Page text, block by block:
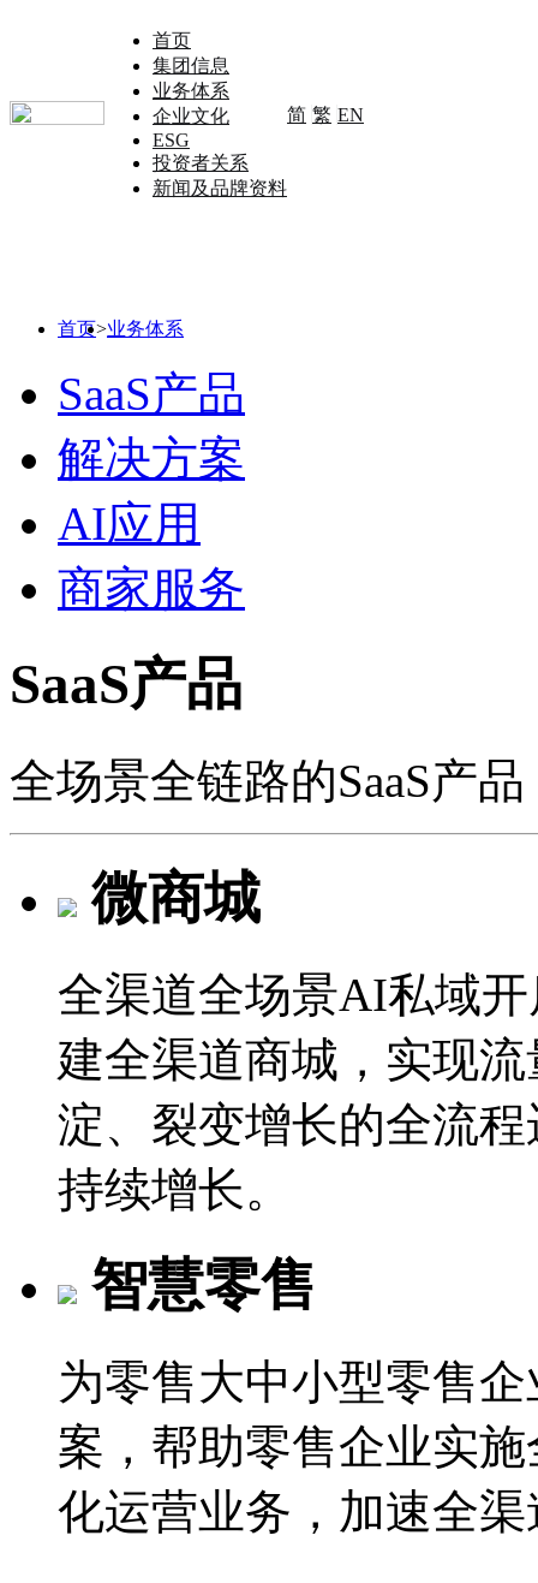
首页
集团信息
业务体系
企业文化
ESG
投资者关系
新闻及品牌资料
简 繁 EN
首页>业务体系
SaaS产品
解决方案
AI应用
商家服务
SaaS产品
全场景全链路的SaaS产
微商城
全渠道全场景AI私域
建全渠道商城，实现
淀、裂变增长的全流
持续增长。
智慧零售
为零售大中小型零售
案，帮助零售企业实
化运营业务，加速全